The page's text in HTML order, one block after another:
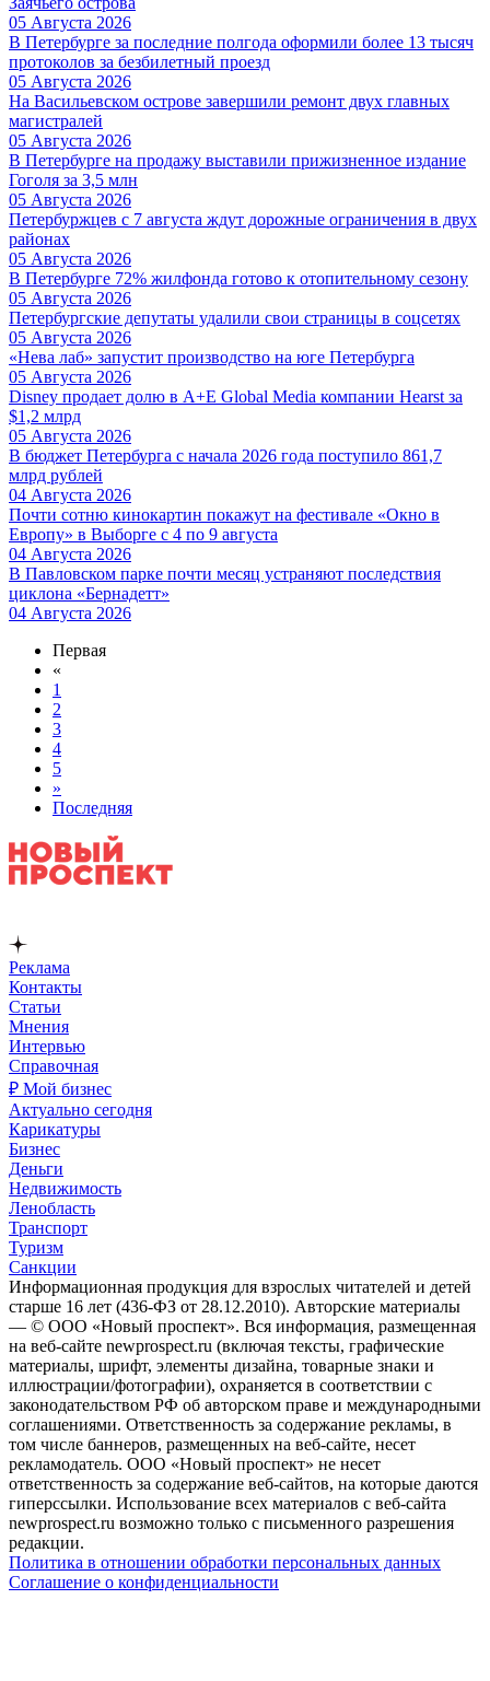
05 Августа 2026
В Петербурге за последние полгода оформили более 13 тысяч
протоколов за безбилетный проезд
05 Августа 2026
На Васильевском острове завершили ремонт двух главных
магистралей
05 Августа 2026
В Петербурге на продажу выставили прижизненное издание
Гоголя за 3,5 млн
05 Августа 2026
Петербуржцев с 7 августа ждут дорожные ограничения в двух
районах
05 Августа 2026
В Петербурге 72% жилфонда готово к отопительному сезону
05 Августа 2026
Петербургские депутаты удалили свои страницы в соцсетях
05 Августа 2026
«Нева лаб» запустит производство на юге Петербурга
05 Августа 2026
Disney продает долю в A+E Global Media компании Hearst за
$1,2 млрд
05 Августа 2026
В бюджет Петербурга с начала 2026 года поступило 861,7
млрд рублей
04 Августа 2026
Почти сотню кинокартин покажут на фестивале «Окно в
Европу» в Выборге с 4 по 9 августа
04 Августа 2026
В Павловском парке почти месяц устраняют последствия
циклона «Бернадетт»
04 Августа 2026
Первая
«
1
2
3
4
5
»
Последняя
Реклама
Контакты
Статьи
Мнения
Интервью
Справочная
₽ Мой бизнес
Актуально сегодня
Карикатуры
Бизнес
Деньги
Недвижимость
Ленобласть
Транспорт
Туризм
Санкции
Информационная продукция для взрослых читателей и детей
старше 16 лет (436-ФЗ от 28.12.2010). Авторские материалы
— © ООО «Новый проспект». Вся информация, размещенная
на веб-сайте newprospect.ru (включая тексты, графические
материалы, шрифт, элементы дизайна, товарные знаки и
иллюстрации/фотографии), охраняется в соответствии с
законодательством РФ об авторском праве и международными
соглашениями. Ответственность за содержание рекламы, в
том числе баннеров, размещенных на веб-сайте, несет
рекламодатель. ООО «Новый проспект» не несет
ответственность за содержание веб-сайтов, на которые даются
гиперссылки. Использование всех материалов с веб-сайта
newprospect.ru возможно только с письменного разрешения
редакции.
Политика в отношении обработки персональных данных
Соглашение о конфиденциальности